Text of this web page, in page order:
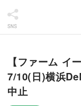
SNS
【ファーム イ
7/10(日)横浜
中止